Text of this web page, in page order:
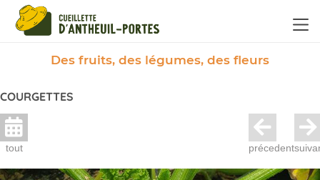
Des fruits, des légumes, des fleurs
COURGETTES
tout précedent
Panneau de gestion des cookies